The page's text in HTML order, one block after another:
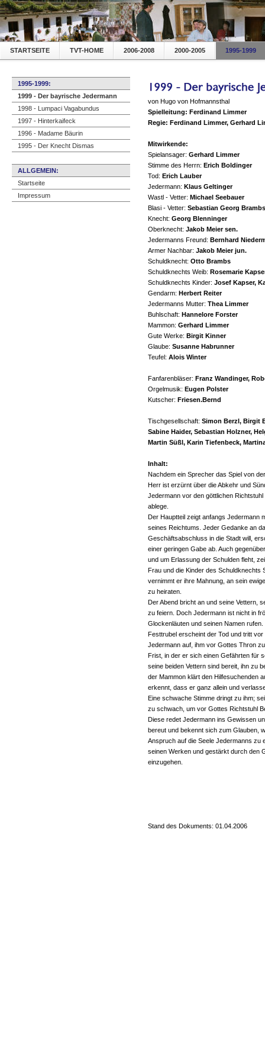
STARTSEITE TVT-HOME 2006-2008 2000-2005 1995-1999
1995-1999:
1999 - Der bayrische Jedermann
1998 - Lumpaci Vagabundus
1997 - Hinterkaifeck
1996 - Madame Bäurin
1995 - Der Knecht Dismas
ALLGEMEIN:
Startseite
Impressum
von Hugo von Hofmannsthal
Spielleitung: Ferdinand Limmer
Regie: Ferdinand Limmer, Gerhard
Mitwirkende:
Spielansager: Gerhard Limmer
Stimme des Herrn: Erich Boldinger
Tod: Erich Lauber
Jedermann: Klaus Geltinger
Wastl - Vetter: Michael Seebauer
Blasi - Vetter: Sebastian Georg Brambs
Knecht: Georg Blenninger
Oberknecht: Jakob Meier sen.
Jedermanns Freund: Bernhard
Armer Nachbar: Jakob Meier jun.
Schuldknecht: Otto Brambs
Schuldknechts Weib: Rosemarie
Schuldknechts Kinder: Josef Kapser,
Gendarm: Herbert Reiter
Jedermanns Mutter: Thea Limmer
Buhlschaft: Hannelore Forster
Mammon: Gerhard Limmer
Gute Werke: Birgit Kinner
Glaube: Susanne Habrunner
Teufel: Alois Winter
Fanfarenbläser: Franz Wandinger,
Orgelmusik: Eugen Polster
Kutscher: Friesen.Bernd
Tischgesellschaft: Simon Berzl, Birgit
Sabine Haider, Sebastian Holzner,
Martin Süßl, Karin Tiefenbeck,
Inhalt:
Nachdem ein Sprecher das Spiel von
Herr ist erzürnt über die Abkehr und
Jedermann vor den göttlichen
ablege.
Der Hauptteil zeigt anfangs Jedermann
seines Reichtums. Jeder Gedanke an
Geschäftsabschluss in die Stadt will,
einer geringen Gabe ab. Auch
und um Erlassung der Schulden fleht,
Frau und die Kinder des Schuldknechts
vernimmt er ihre Mahnung, an sein
zu heiraten.
Der Abend bricht an und seine Vettern,
zu feiern. Doch Jedermann ist nicht in
Glockenläuten und seinen Namen
Festtrubel erscheint der Tod und tritt
Jedermann auf, ihm vor Gottes Thron
Frist, in der er sich einen Gefährten für
seine beiden Vettern sind bereit, ihn zu
der Mammon klärt den Hilfesuchenden
erkennt, dass er ganz allein und
Eine schwache Stimme dringt zu ihm;
zu schwach, um vor Gottes Richtstuhl
Diese redet Jedermann ins Gewissen
bereut und bekennt sich zum Glauben,
Anspruch auf die Seele Jedermanns zu
seinen Werken und gestärkt durch den
einzugehen.
Stand des Dokuments: 01.04.2006